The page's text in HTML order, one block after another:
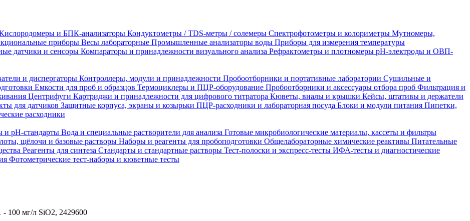
и БПК-анализаторы Кондуктометры / TDS-метры / солемеры Спектрофотометры и колориметры Мутномеры,
приборы Весы лабораторные Промышленные анализаторы воды Приборы для измерения температуры
датчики и сенсоры Компараторы и принадлежности визуального анализа Рефрактометры и плотномеры pH-электроды и ОВП-
и диспергаторы Контроллеры, модули и принадлежности Пробоотборники и портативные лаборатории Сушильные и
Емкости для проб и образцов Термоциклеры и ПЦР-оборудование Пробоотборники и аксессуары отбора проб Фильтрация и
Центрифуги Картриджи и принадлежности для цифрового титратора Кюветы, виалы и крышки Кейсы, штативы и держатели
для датчиков Защитные корпуса, экраны и козырьки ПЦР-расходники и лабораторная посуда Блоки и модули питания Пипетки,
расходники
и pH-стандарты Вода и специальные растворители для анализа Готовые микробиологические материалы, кассеты и фильтры
щёлочи и базовые растворы Наборы и реагенты для пробоподготовки Общелабораторные химические реактивы Питательные
Реагенты для синтеза Стандарты и стандартные растворы Тест-полоски и экспресс-тесты ИФА-тесты и диагностические
Фотометрические тест-наборы и кюветные тесты
- 100 мг/л SiO2, 2429600